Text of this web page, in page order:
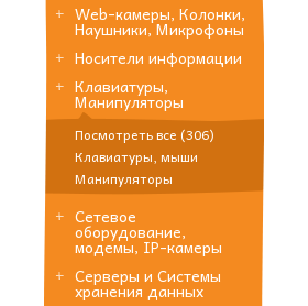
Web-камеры, Колонки,
Наушники, Микрофоны
Носители информации
Клавиатуры,
Манипуляторы
Посмотреть все (306)
Клавиатуры, мыши
Манипуляторы
Сетевое
оборудование,
модемы, IP-камеры
Серверы и Системы
хранения данных